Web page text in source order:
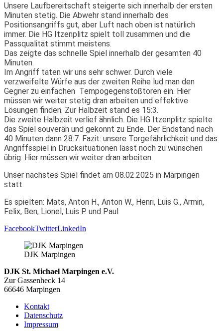
Unsere Laufbereitschaft steigerte sich innerhalb der ersten
Minuten stetig. Die Abwehr stand innerhalb des
Positionsangriffs gut, aber Luft nach oben ist natürlich
immer. Die HG Itzenplitz spielt toll zusammen und die
Passqualität stimmt meistens.
Das zeigte das schnelle Spiel innerhalb der gesamten 40
Minuten.
Im Angriff taten wir uns sehr schwer. Durch viele
verzweifelte Würfe aus der zweiten Reihe lud man den
Gegner zu einfachen Tempogegenstoßtoren ein. Hier
müssen wir weiter stetig dran arbeiten und effektive
Lösungen finden. Zur Halbzeit stand es 15:3.
Die zweite Halbzeit verlief ähnlich. Die HG Itzenplitz spielte
das Spiel souverän und gekonnt zu Ende. Der Endstand nach
40 Minuten dann 28:7. Fazit: unsere Torgefährlichkeit und das
Angriffsspiel in Drucksituationen lässt noch zu wünschen
übrig. Hier müssen wir weiter dran arbeiten.
Unser nächstes Spiel findet am 08.02.2025 in Marpingen
statt.
Es spielten: Mats, Anton H., Anton W., Henri, Luis G., Armin,
Felix, Ben, Lionel, Luis P. und Paul
FacebookTwitterLinkedIn
DJK Marpingen
DJK St. Michael Marpingen e.V.
Zur Gassenheck 14
66646 Marpingen
Kontakt
Datenschutz
Impressum